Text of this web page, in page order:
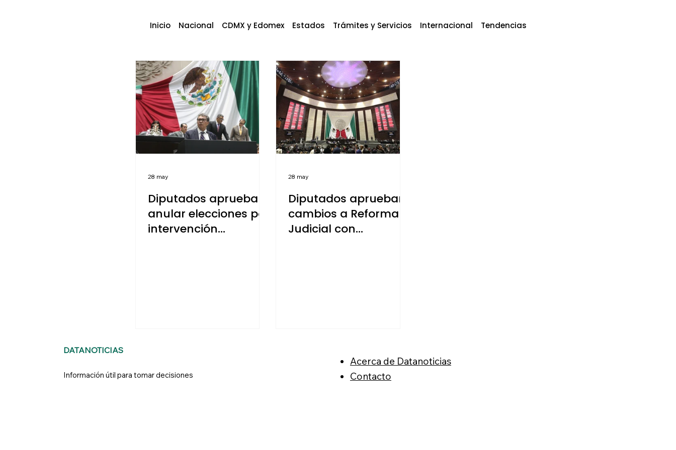
Inicio Nacional CDMX y Edomex Estados Trámites y Servicios Internacional Tendencias
Diputados aprueban
anular elecciones por
intervención
28 may
Diputados aprueban
cambios a Reforma
Judicial con
28 may
DATANOTICIAS
Información útil para tomar decisiones
Acerca de Datanoticias
Contacto